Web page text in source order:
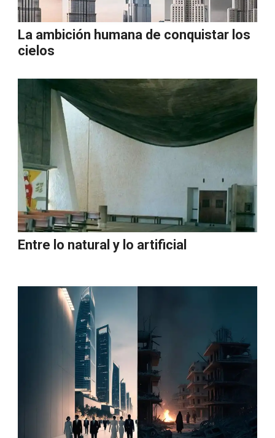
La ambición humana de conquistar los
cielos
Entre lo natural y lo artificial